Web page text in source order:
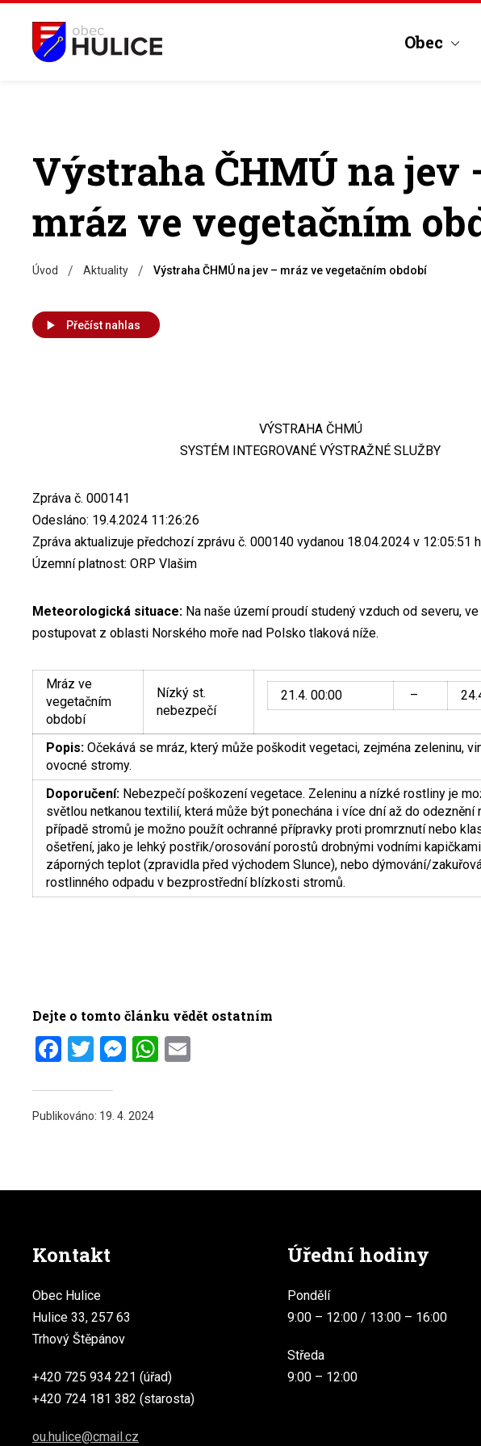
Obec
Výstraha ČHMÚ na jev
mráz ve vegetačním
Úvod / Aktuality / Výstraha ČHMÚ na jev – mráz ve vegetačním období
Přečíst nahlas
VÝSTRAHA ČHMÚ
SYSTÉM INTEGROVANÉ VÝSTRAŽNÉ SLUŽBY
Zpráva č. 000141
Odesláno: 19.4.2024 11:26:26
Zpráva aktualizuje předchozí zprávu č. 000140 vydanou 18.04.2024 v 12:05:51
Územní platnost: ORP Vlašim
Meteorologická situace: Na naše území proudí studený vzduch od severu,
postupovat z oblasti Norského moře nad Polsko tlaková níže.
Mráz ve
vegetačním
období
Nízký st.
nebezpečí
21.4. 00:00 –
Popis: Očekává se mráz, který může poškodit vegetaci, zejména zeleninu,
ovocné stromy.
Doporučení: Nebezpečí poškození vegetace. Zeleninu a nízké rostliny je
světlou netkanou textilií, která může být ponechána i více dní až do odeznění
případě stromů je možno použít ochranné přípravky proti promrznutí nebo
ošetření, jako je lehký postřik/orosování porostů drobnými vodními
záporných teplot (zpravidla před východem Slunce), nebo dýmování/
rostlinného odpadu v bezprostřední blízkosti stromů.
Dejte o tomto článku vědět ostatním
Facebook
Twitter
Messenger
WhatsApp
Publikováno: 19. 4. 2024
Kontakt
Obec Hulice
Hulice 33, 257 63
Trhový Štěpánov
+420 725 934 221 (úřad)
+420 724 181 382 (starosta)
ou.hulice@cmail.cz
Úřední hodiny
Pondělí
9:00 – 12:00 / 13:00 – 16:00
Středa
9:00 – 12:00